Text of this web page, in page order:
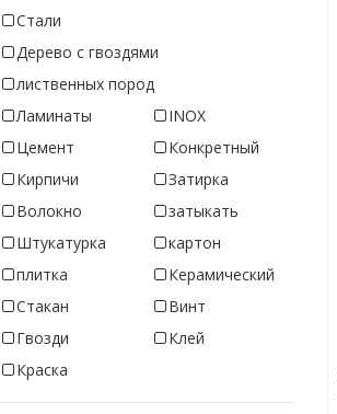
Стали
Дерево с гвоздями
лиственных пород
Ламинаты
INOX
Цемент
Конкретный
Кирпичи
Затирка
Волокно
затыкать
Штукатурка
картон
плитка
Керамический
Стакан
Винт
Гвозди
Клей
Краска